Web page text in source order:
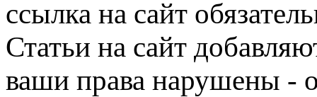
ссылка на сайт
Статьи на сайт
ваши права нарушены -